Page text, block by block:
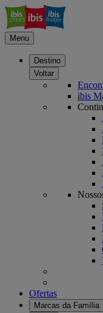
Menu
Destino
Voltar
ibis
Ofertas
Marcas da Família